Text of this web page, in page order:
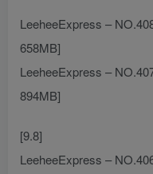
LeeheeExpress –
658MB]
LeeheeExpress –
894MB]
[9.8]
LeeheeExpress –